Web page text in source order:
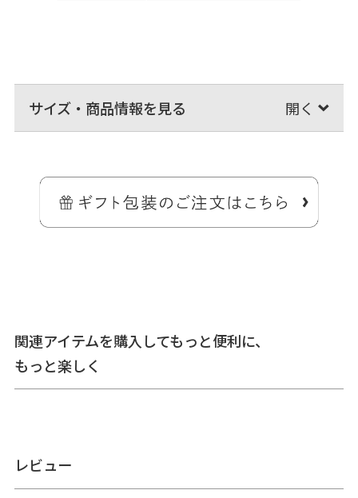
サイズ・商品情報を見る
定は受け付けておりません。※商品の仕様や価格は予告なく
変更する場合があります。※がま口はその特性上、荷物の大
きさや重さで強い力が加わると口金が開きやすくなります。
サイズ詳細
＜本体＞ 外寸：高さ9cm、幅18.5cm、マチ2cm ／ 内寸：高
関連アイテムを購入してもっと便利に、
もっと楽しく
レビュー